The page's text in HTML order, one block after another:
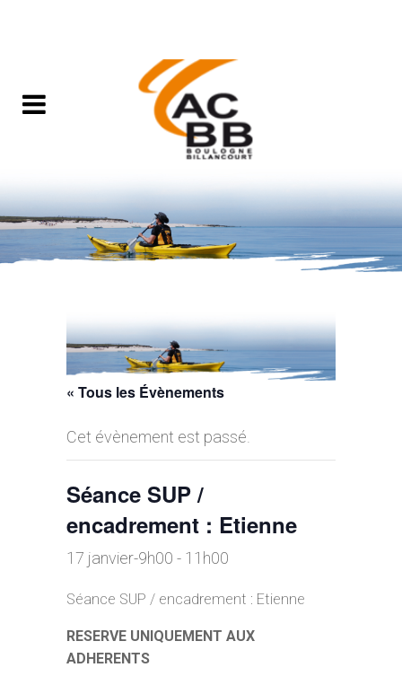
« Tous les Évènements
Cet évènement est passé.
Séance SUP /
encadrement : Etienne
17 janvier-9h00 - 11h00
Séance SUP / encadrement : Etienne
RESERVE UNIQUEMENT AUX
ADHERENTS